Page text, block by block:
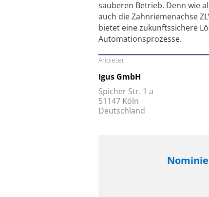
sauberen Betrieb. Denn wie
auch die Zahnriemenachse
bietet eine zukunftssichere
Automationsprozesse.
Anbieter
Igus GmbH
Spicher Str. 1 a
51147 Köln
Deutschland